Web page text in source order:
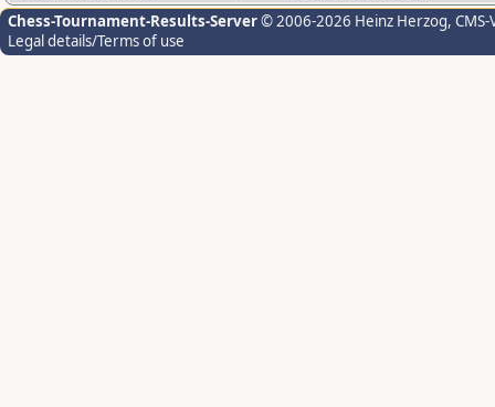
Chess-Tournament-Results-Server© 2006-2026 Heinz Herzog,
Legal details/Terms of use